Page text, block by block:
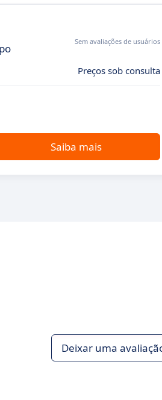
Sem avaliações de usuários
Preços sob consulta
Saiba mais
Deixar uma